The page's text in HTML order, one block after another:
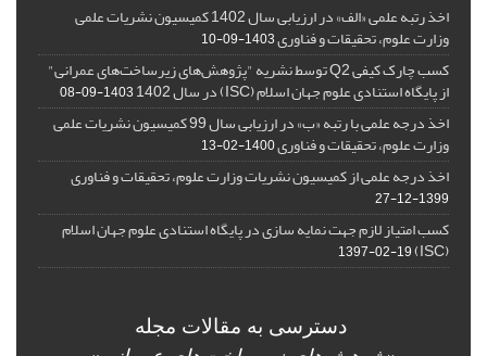
اخذ رتبه علمی «الف» در ارزیابی سال 1402 کمیسیون نشریات علمی
وزارت علوم، تحقیقات و فناوری1403-09-10
کسب چارک کیفی Q2 توسط نشریه "پژوهش‌های زیرساخت‌های عمرانی"
از پایگاه استنادی علوم جهان اسلام (ISC) در سال 1402 1403-09-08
اخذ درجه علمی با رتبه «ب» در ارزیابی سال 99 کمیسیون نشریات علمی
وزارت علوم، تحقیقات و فناوری1400-02-13
اخذ درجه علمی از کمیسیون نشریات وزارت علوم، تحقیقات و فناوری
1399-12-27
کسب امتیاز لازم جهت نمایه سازی در پایگاه استنادی علوم جهان اسلام
(ISC)
1397-02-19
دسترسی به مقالات مجله